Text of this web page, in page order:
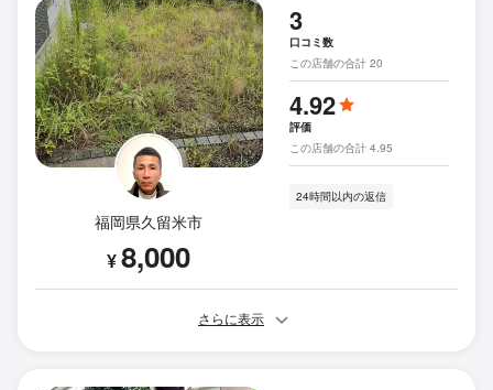
福岡県久留米市
¥8,000
3
口コミ数
この店舗の合計 20
4.92
評価
この店舗の合計 4.95
24時間以内の返信
さらに表示